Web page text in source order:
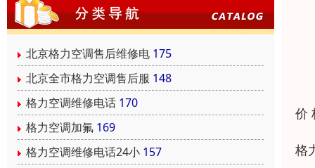
北京格力空调售后维修电 175
北京全市格力空调售后服 148
格力空调维修电话 170
格力空调加氟 169
格力空调维修电话24小 157
价
格